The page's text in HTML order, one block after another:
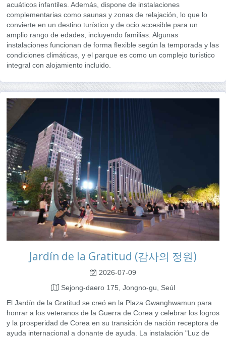
acuáticos infantiles. Además, dispone de instalaciones
complementarias como saunas y zonas de relajación, lo que lo
convierte en un destino turístico y de ocio accesible para un
amplio rango de edades, incluyendo familias. Algunas
instalaciones funcionan de forma flexible según la temporada y las
condiciones climáticas, y el parque es como un complejo turístico
integral con alojamiento incluido.
Jardín de la Gratitud (감사의 정원)
2026-07-09
Sejong-daero 175, Jongno-gu, Seúl
El Jardín de la Gratitud se creó en la Plaza Gwanghwamun para
honrar a los veteranos de la Guerra de Corea y celebrar los logros
y la prosperidad de Corea en su transición de nación receptora de
ayuda internacional a donante de ayuda. La instalación "Luz de